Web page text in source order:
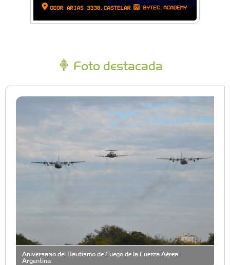
Foto destacada
Aniversario del Bautismo de Fuego de la Fuerza Aérea
Argentina